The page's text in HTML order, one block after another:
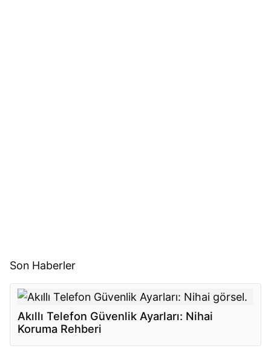
Son Haberler
Akıllı Telefon Güvenlik Ayarları: Nihai
Koruma Rehberi